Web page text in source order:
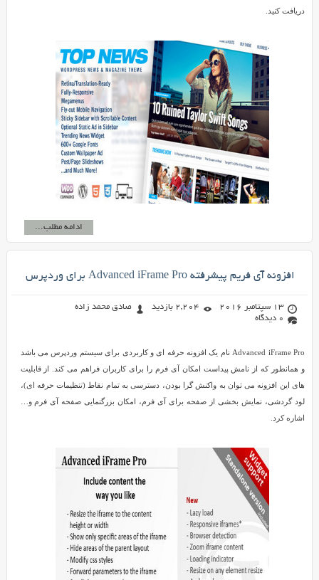
دریافت کنید.
ادامه مطلب...
افزونه آی فریم پیشرفته Advanced iFrame Pro برای وردپرس
13 سپتامبر 2016 2,204 بازدید
صادق محمد زاده
0 دیدگاه
Advanced iFrame Pro نام یک افزونه حرفه ای و کاربردی برای سیستم وردپرس می باشد
و همانطور که از نامش پیداست امکان آی فرم را برای کاربران فراهم می کند. از قابلیت
های این افزونه می توان به واکنش گرا بودن، دسترسی به تمام نقاط (تنظیمات حرفه ای)،
لود گردشی، نمایش بخشی از صفحه برای آی فرم، امکان بزرگنمایی صفحه آی فرم و…
اشاره کرد.